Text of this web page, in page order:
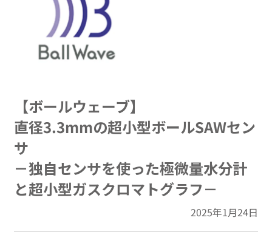
【ボールウェーブ】
直径3.3mmの超小型ボールSAWセン
サ
－独自センサを使った極微量水分計
と超小型ガスクロマトグラフ－
2025年1月24日